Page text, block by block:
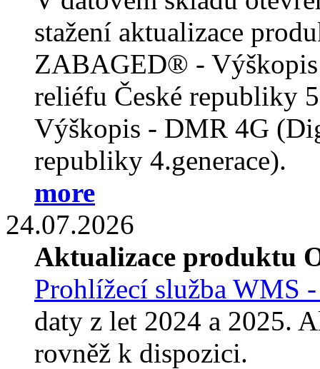
stažení aktualizace
ZABAGED® -
reliéfu České republiky
Výškopis - DMR 4G
republiky 4.generace).
more
24.07.2026
Aktualizace produktu
Prohlížecí služba WMS
daty z let 2024 a 2025.
rovněž k dispozici.